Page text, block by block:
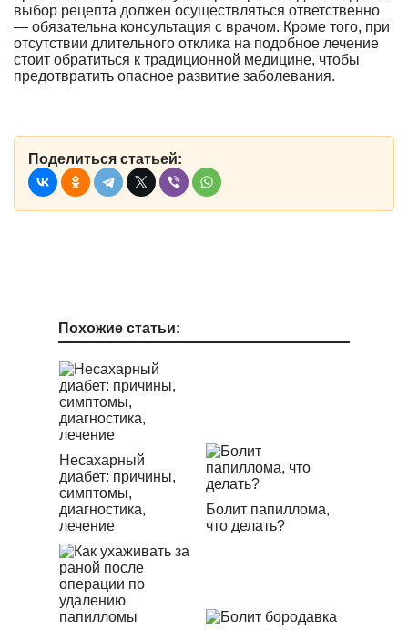
выбор рецепта должен осуществляться ответственно
— обязательна консультация с врачом. Кроме того, при
отсутствии длительного отклика на подобное лечение
стоит обратиться к традиционной медицине, чтобы
предотвратить опасное развитие заболевания.
Поделиться статьей:
Похожие статьи:
Несахарный
диабет: причины,
симптомы,
диагностика,
лечение
Болит папиллома,
что делать?